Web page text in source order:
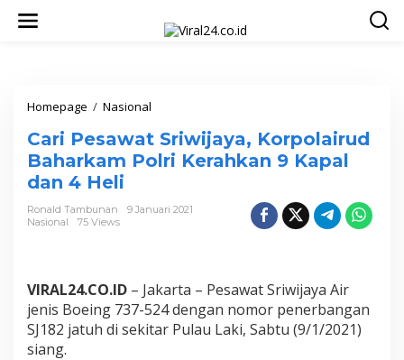
Homepage / Nasional
r
i
P
s
S
r
i
w
Cari Pesawat Sriwijaya, Korpolairud
Baharkam Polri Kerahkan 9 Kapal
dan 4 Heli
Ronald Tambunan
9 Januari 2021
Nasional
75 Views
VIRAL24.CO.ID – Jakarta – Pesawat Sriwijaya Air
jenis Boeing 737-524 dengan nomor penerbangan
SJ182 jatuh di sekitar Pulau Laki, Sabtu (9/1/2021)
siang.